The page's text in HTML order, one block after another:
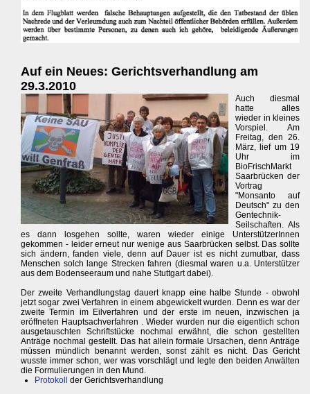
Auf ein Neues: Gerichtsverhandlung am
29.3.2010
Auch diesmal
hatte alles
wieder in kleines
Vorspiel. Am
Freitag, den 26.
März, lief um 19
Uhr im
BioFrischMarkt
Saarbrücken der
Vortrag
"Monsanto auf
Deutsch" zu den
Gentechnik-
Seilschaften. Als
es dann losgehen sollte, waren wieder einige UnterstützerInnen
gekommen - leider erneut nur wenige aus Saarbrücken selbst. Das sollte
sich ändern, fanden viele, denn auf Dauer ist es nicht zumutbar, dass
Menschen solch lange Strecken fahren (diesmal waren u.a. Unterstützer
aus dem Bodenseeraum und nahe Stuttgart dabei).
Der zweite Verhandlungstag dauert knapp eine halbe Stunde - obwohl
jetzt sogar zwei Verfahren in einem abgewickelt wurden. Denn es war der
zweite Termin im Eilverfahren und der erste im neuen, inzwischen ja
eröffneten Hauptsachverfahren . Wieder wurden nur die eigentlich schon
ausgetauschten Schriftstücke nochmal erwähnt, die schon gestellten
Anträge nochmal gestellt. Das hat allein formale Ursachen, denn Anträge
müssen mündlich benannt werden, sonst zählt es nicht. Das Gericht
wusste immer schon, wer was vorschlägt und legte den beiden Anwälten
die Formulierungen in den Mund.
Protokoll
der Gerichtsverhandlung